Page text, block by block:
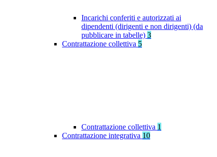
Incarichi conferiti e autorizzati ai
dipendenti (dirigenti e non dirigenti) (da
pubblicare in tabelle) 3
Contrattazione collettiva 5
Contrattazione collettiva 1
Contrattazione integrativa 10